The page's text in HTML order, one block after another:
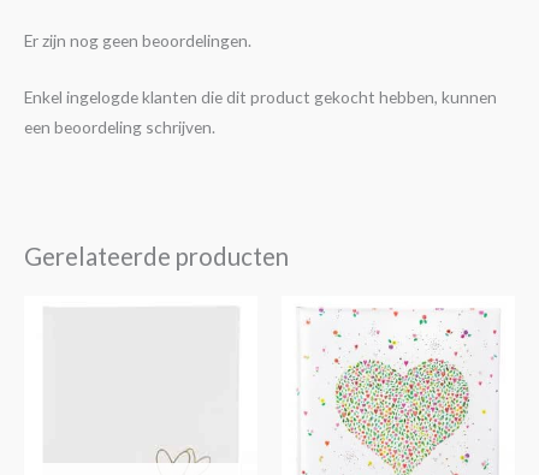
Er zijn nog geen beoordelingen.
Enkel ingelogde klanten die dit product gekocht hebben, kunnen
een beoordeling schrijven.
Gerelateerde producten